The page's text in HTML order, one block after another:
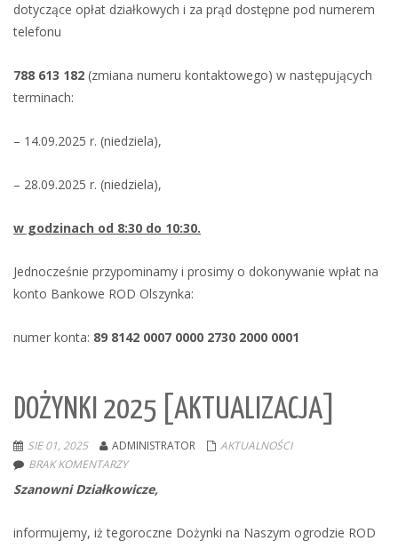
dotyczące opłat działkowych i za prąd dostępne pod numerem
telefonu
788 613 182 (zmiana numeru kontaktowego) w następujących
terminach:
– 14.09.2025 r. (niedziela),
– 28.09.2025 r. (niedziela),
w godzinach od 8:30 do 10:30.
Jednocześnie przypominamy i prosimy o dokonywanie wpłat na
konto Bankowe ROD Olszynka:
numer konta: 89 8142 0007 0000 2730 2000 0001
DOŻYNKI 2025 [AKTUALIZACJA]
SIE 01, 2025 ADMINISTRATOR
AKTUALNOŚCI
BRAK KOMENTARZY
Szanowni Działkowicze,
informujemy, iż tegoroczne Dożynki na Naszym ogrodzie ROD